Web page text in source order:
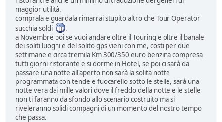
maggior utilità.
comprala e guardala rimarrai stupito altro che Tour Operator
succhia soldi
.
a Novembre poi se vuoi andare oltre il Touring e oltre il banale
dei soliti luoghi e del solito gps vieni con me, costi per due
settimane e circa tremila Km 300/350 euro benzina compresa
tutti giorni ristorante e si dorme in Hotel, se poi ci sarà da
passare una notte all'aperto non sarà la solita notte
programmata con tende e fuocarello sotto le stelle, sarà una
notte vera dai mille valori dove il freddo della notte e le stelle
non ti faranno da sfondo allo scenario costruito ma si
riveleranno solidi compagni di un momento del nostro tempo
che passa.